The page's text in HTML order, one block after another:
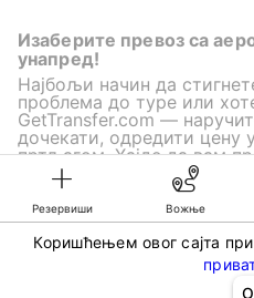
Резервиши Вожње
Коришћењем овог сајта
Изаберите превоз са
унапред!
Најбољи начин да
проблема до туре или
GetTransfer.com —
дочекати, одредити цену
пртљагом. Хајде да вам
цене за вожњу.
©KG GLOBAL LIMITED. GetTransfer®